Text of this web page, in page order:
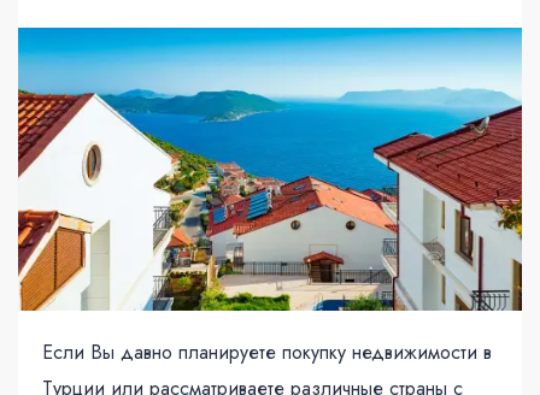
Если Вы давно планируете покупку недвижимости в
Турции или рассматриваете различные страны с